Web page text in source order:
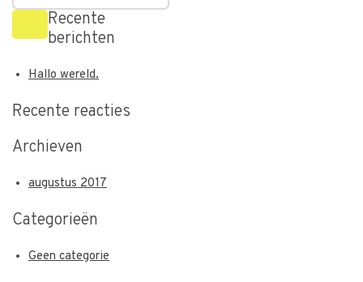
Recente
berichten
Hallo wereld.
Recente reacties
Archieven
augustus 2017
Categorieën
Geen categorie